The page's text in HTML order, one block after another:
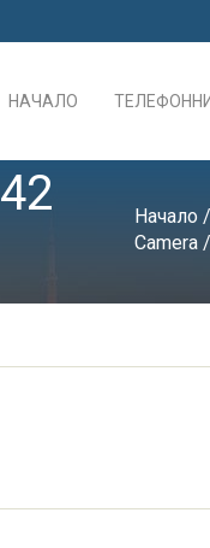
НАЧАЛО
Начало /
Camera